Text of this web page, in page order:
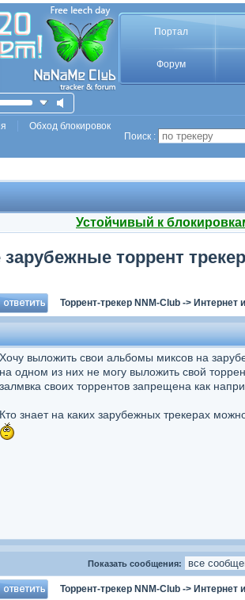
Портал
Форум
Обход блокировок
Поиск :
Устойчивый к
зарубежные торрент
Торрент-трекер NNM-Club -> Интернет
Хочу выложить свои альбомы миксов на
на одном из них не могу выложить свой
залмвка своих торрентов запрещена как
Кто знает на каких зарубежных трекерах
Показать сообщения:
Торрент-трекер NNM-Club -> Интернет